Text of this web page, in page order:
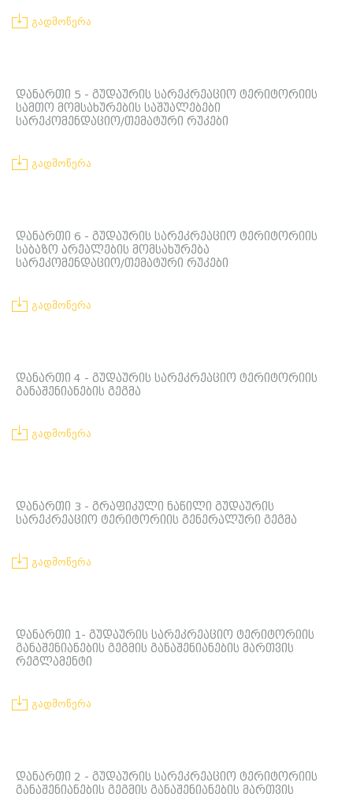
გადმოწერა
დანართი 5 - გუდაურის სარეკრეაციო ტერიტორიის
სამთო მომსახურების საშუალებები
სარეკომენდაციო/თემატური რუკები
გადმოწერა
დანართი 6 - გუდაურის სარეკრეაციო ტერიტორიის
საბაზო არეალების მომსახურება
სარეკომენდაციო/თემატური რუკები
გადმოწერა
დანართი 4 - გუდაურის სარეკრეაციო ტერიტორიის
განაშენიანების გეგმა
გადმოწერა
დანართი 3 - გრაფიკული ნაწილი გუდაურის
სარეკრეაციო ტერიტორიის გენერალური გეგმა
გადმოწერა
დანართი 1- გუდაურის სარეკრეაციო ტერიტორიის
განაშენიანების გეგმის განაშენიანების მართვის
რეგლამენტი
გადმოწერა
დანართი 2 - გუდაურის სარეკრეაციო ტერიტორიის
განაშენიანების გეგმის განაშენიანების მართვის